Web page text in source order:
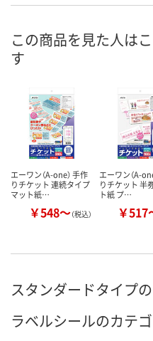
カゴへ
この商品を見た人は
す
エーワン（A-one） 手作
りチケット 連続タイプ
マット紙…
￥548～（税込）
エーワン（A-
りチケット 半
ト紙 プ…
￥517
スタンダードタイプ
ラベルシールのカテ